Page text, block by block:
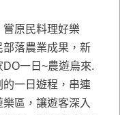
原民料理好樂
落農業成果，新
一日~農遊烏來.
一日遊程，串連
區，讓遊客深入